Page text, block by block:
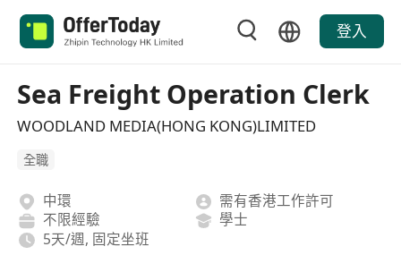
登入
Sea Freight Operation Clerk
WOODLAND MEDIA(HONG KONG)LIMITED
全職
中環
需有香港工作許可
不限經驗
學士
5天/週, 固定坐班